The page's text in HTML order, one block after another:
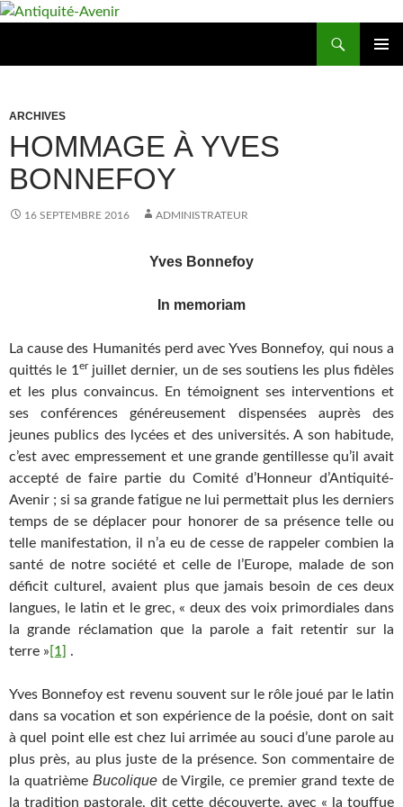
Aller
ARCHIVES
HOMMAGE À YVES
BONNEFOY
16 SEPTEMBRE 2016 ADMINISTRATEUR
Yves Bonnefoy
In memoriam
La cause des Humanités perd avec Yves Bonnefoy, qui nous a
quittés le 1 er juillet dernier, un de ses soutiens les plus fidèles
et les plus convaincus. En témoignent ses interventions et
ses conférences généreusement dispensées auprès des
jeunes publics des lycées et des universités. A son habitude,
c’est avec empressement et une grande gentillesse qu’il avait
accepté de faire partie du Comité d’Honneur d’Antiquité-
Avenir ; si sa grande fatigue ne lui permettait plus les derniers
temps de se déplacer pour honorer de sa présence telle ou
telle manifestation, il n’a eu de cesse de rappeler combien la
santé de notre société et celle de l’Europe, malade de son
déficit culturel, avaient plus que jamais besoin de ces deux
langues, le latin et le grec, « deux des voix primordiales dans
la grande réclamation que la parole a fait retentir sur la
terre » [1] .
Yves Bonnefoy est revenu souvent sur le rôle joué par le latin
dans sa vocation et son expérience de la poésie, dont on sait
à quel point elle est chez lui arrimée au souci d’une parole au
plus près, au plus juste de la présence. Son commentaire de
la quatrième Bucolique de Virgile, ce premier grand texte de
la tradition pastorale, dit cette découverte, avec « la touffue